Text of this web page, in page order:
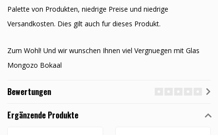
Palette von Produkten, niedrige Preise und niedrige
Versandkosten. Dies gilt auch fur dieses Produkt.
Zum Wohl! Und wir wunschen Ihnen viel Vergnuegen mit Glas
Mongozo Bokaal
Bewertungen
Ergänzende Produkte